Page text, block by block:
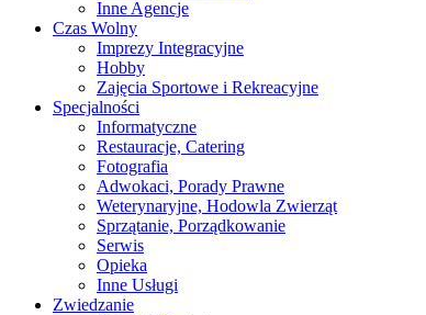
Inne Agencje
Czas Wolny
Imprezy Integracyjne
Hobby
Zajęcia Sportowe i Rekreacyjne
Specjalności
Informatyczne
Restauracje, Catering
Fotografia
Adwokaci, Porady Prawne
Weterynaryjne, Hodowla Zwierząt
Sprzątanie, Porządkowanie
Serwis
Opieka
Inne Usługi
Zwiedzanie